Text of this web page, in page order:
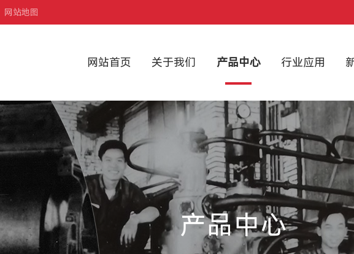
网站地图
网站首页
关于我们 产品中心 行业应用
产品中心